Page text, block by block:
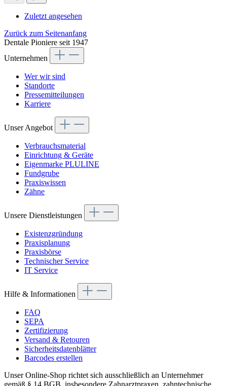
Zuletzt angesehen
Zurück zum Seitenanfang
Dentale Pioniere seit 1947
Unternehmen
Wer wir sind
Standorte
Pressemitteilungen
Karriere
Unser Angebot
Verbrauchsmaterial
Einrichtung & Geräte
Eigenmarke PLULINE
Fundgrube
Praxiswissen
Zähne
Unsere Dienstleistungen
Existenzgründung
Praxisplanung
Praxisbörse
Technischer Service
IT Service
Hilfe & Informationen
FAQ
SEPA
Zertifizierung
Versand & Retouren
Sicherheitsdatenblätter
Barcodes erstellen
Unser Online-Shop richtet sich ausschließlich an Unternehmer